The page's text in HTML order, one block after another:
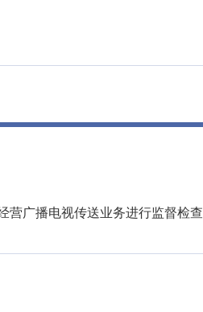
营广播电视传送业务进行监督检查